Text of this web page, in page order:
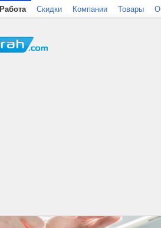
Работа Скидки Компании Товары